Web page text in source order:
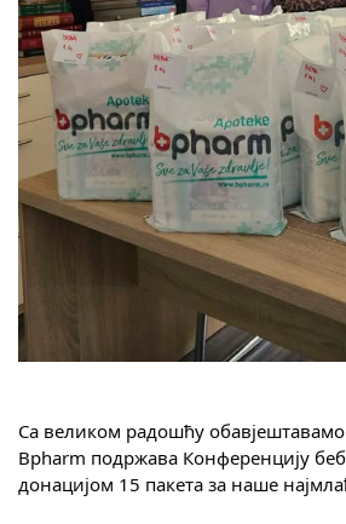
Службени Гласници
ОПШТИНСКА
ИНФО
Вијести
Активности
Обавјештења
COVID 19
Геоистраживања
Са великом радошћу
Bpharm подржава Конференцију
донацијом 15 пакета за наше